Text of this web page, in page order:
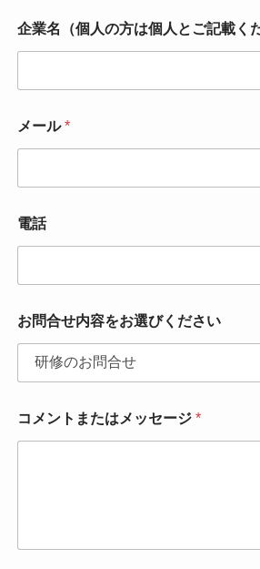
企業名（個人の方は個人とご記載く
メール*
電話
お問合せ内容をお選びください
コメントまたはメッセージ *